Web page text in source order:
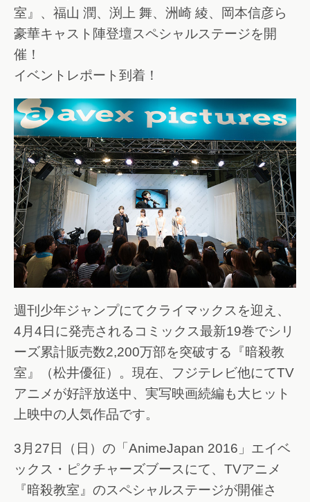
室』、福山 潤、渕上 舞、洲崎 綾、岡本信彦ら
豪華キャスト陣登壇スペシャルステージを開
催！
イベントレポート到着！
週刊少年ジャンプにてクライマックスを迎え、
4月4日に発売されるコミックス最新19巻でシリ
ーズ累計販売数2,200万部を突破する『暗殺教
室』（松井優征）。現在、フジテレビ他にてTV
アニメが好評放送中、実写映画続編も大ヒット
上映中の人気作品です。
3月27日（日）の「AnimeJapan 2016」エイベ
ックス・ピクチャーズブースにて、TVアニメ
『暗殺教室』のスペシャルステージが開催さ